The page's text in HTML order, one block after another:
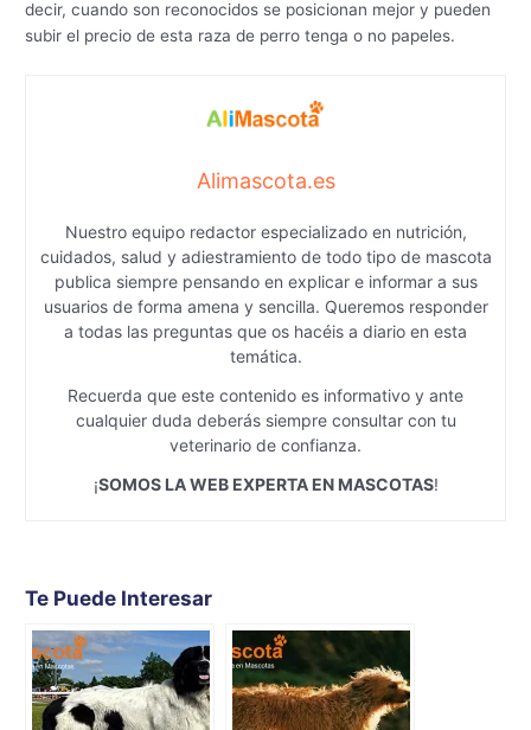
decir, cuando son reconocidos se posicionan mejor y pueden
subir el precio de esta raza de perro tenga o no papeles.
Alimascota.es
Nuestro equipo redactor especializado en nutrición,
cuidados, salud y adiestramiento de todo tipo de mascota
publica siempre pensando en explicar e informar a sus
usuarios de forma amena y sencilla. Queremos responder
a todas las preguntas que os hacéis a diario en esta
temática.
Recuerda que este contenido es informativo y ante
cualquier duda deberás siempre consultar con tu
veterinario de confianza.
¡SOMOS LA WEB EXPERTA EN MASCOTAS!
Te Puede Interesar